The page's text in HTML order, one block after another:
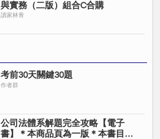
與實務（二版）組合C合購
讀家林青
考前30天關鍵30題
作者群
公司法體系解題完全攻略【電子
書】＊本商品頁為一版＊本書目前